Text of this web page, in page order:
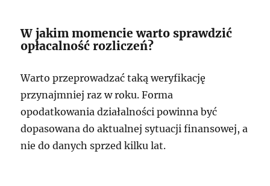
W jakim momencie warto sprawdzić
opłacalność rozliczeń?
Warto przeprowadzać taką weryfikację
przynajmniej raz w roku. Forma
opodatkowania działalności powinna być
dopasowana do aktualnej sytuacji finansowej, a
nie do danych sprzed kilku lat.